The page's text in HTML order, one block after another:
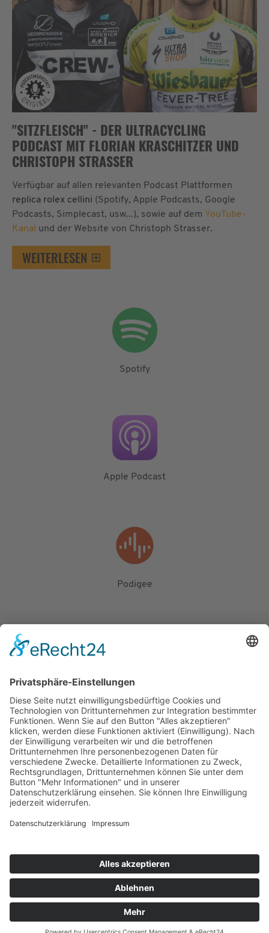
"SITZFLEISCH" - DER ULTRACYCLING
PODCAST MIT FLORIAN KRASCHITZER UND
CHRISTOPH STRASSER
Verfügbar auf allen relevanten Podcast Plattformen
replica rolex cellini (Spotify, Apple Podcasts, Google
Podcasts, Simplecast, usw...), sowie auf dem YouTube-
Kanal und der Website von Christoph Strasser.
WEITERLESEN
Spotify
Apple Podcast
Podigee
Datenschutz
©2023 Christoph Strasser – Alle Rechte vorbehalten